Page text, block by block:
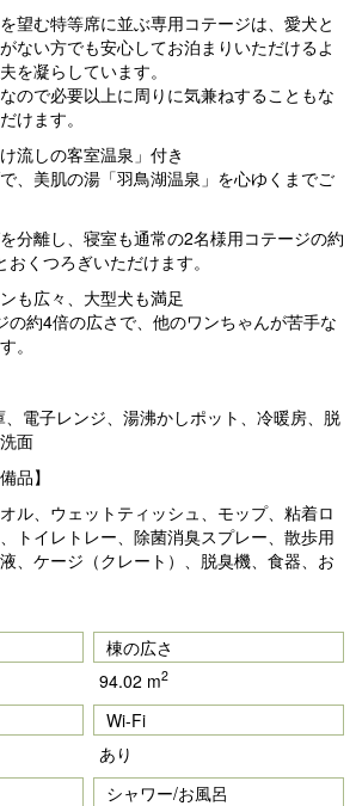
望む特等席に並ぶ専用コテージは、愛犬と
ない方でも安心してお泊まりいただけるよ
を凝らしています。
ので必要以上に周りに気兼ねすることもな
けます。
流しの客室温泉」付き
、美肌の湯「羽鳥湖温泉」を心ゆくまでご
分離し、寝室も通常の2名様用コテージの約
くつろぎいただけます。
も広々、大型犬も満足
の約4倍の広さで、他のワンちゃんが苦手な
。
電子レンジ、湯沸かしポット、冷暖房、脱
面
品】
ル、ウェットティッシュ、モップ、粘着ロ
トイレトレー、除菌消臭スプレー、散歩用
、ケージ（クレート）、脱臭機、食器、お
棟の広さ
94.02 m2
Wi-Fi
あり
シャワー/お風呂